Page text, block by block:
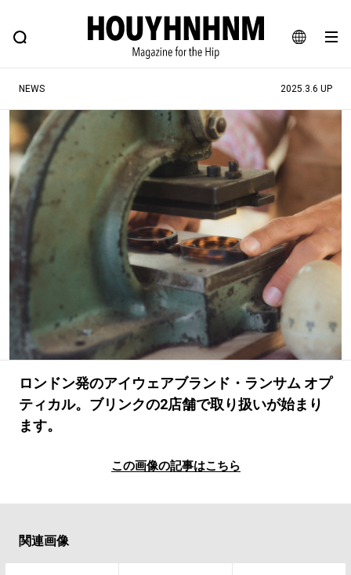
JA
EN
FEATURE BLOG SNAP
ヒップなファッション、カルチャー、ライフスタイルWEBマガジン
#注目のタグ
#SHOPPING ADDICT #憧れの逸品
#ESSENTIAL DESIGNS #古着サミット
#NEW VINTAGE #マイナーグッド図鑑
#路地裏てぃーん。 #MONTHLY JOURNAL
#GH 銘品の所以 #フイナムのYouTube
#FOCUS IT #AH.H
#ととけん #FASHION #MUSIC #MOVIE
#LIFESTYLE #SNEAKER #OUTDOOR
#SPORTS #HANDSOME HANDBOOK
NEWS 2025.3.6 UP
ロンドン発のアイウェアブランド・ランサム オプ
ティカル。ブリンクの2店舗で取り扱いが始まり
ます。
この画像の記事はこちら
関連画像